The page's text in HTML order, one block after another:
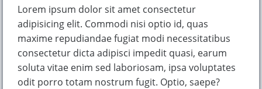
Lorem ipsum dolor sit amet consectetur
adipisicing elit. Commodi nisi optio id, quas
maxime repudiandae fugiat modi necessitatibus
consectetur dicta adipisci impedit quasi, earum
soluta vitae enim sed laboriosam, ipsa voluptates
odit porro totam nostrum fugit. Optio, saepe?